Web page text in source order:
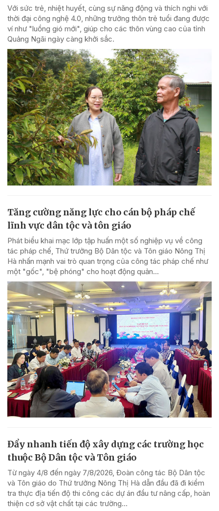
Với sức trẻ, nhiệt huyết, cùng sự năng động và thích nghi với
thời đại công nghệ 4.0, những trưởng thôn trẻ tuổi đang được
ví như "luồng gió mới", giúp cho các thôn vùng cao của tỉnh
Quảng Ngãi ngày càng khởi sắc.
Tăng cường năng lực cho cán bộ pháp chế
lĩnh vực dân tộc và tôn giáo
Phát biểu khai mạc lớp tập huấn một số nghiệp vụ về công
tác pháp chế, Thứ trưởng Bộ Dân tộc và Tôn giáo Nông Thị
Hà nhấn mạnh vai trò quan trọng của công tác pháp chế như
một "gốc", "bệ phóng" cho hoạt động quản...
Đẩy nhanh tiến độ xây dựng các trường học
thuộc Bộ Dân tộc và Tôn giáo
Từ ngày 4/8 đến ngày 7/8/2026, Đoàn công tác Bộ Dân tộc
và Tôn giáo do Thứ trưởng Nông Thị Hà dẫn đầu đã đi kiểm
tra thực địa tiến độ thi công các dự án đầu tư nâng cấp, hoàn
thiện cơ sở vật chất tại các trường...